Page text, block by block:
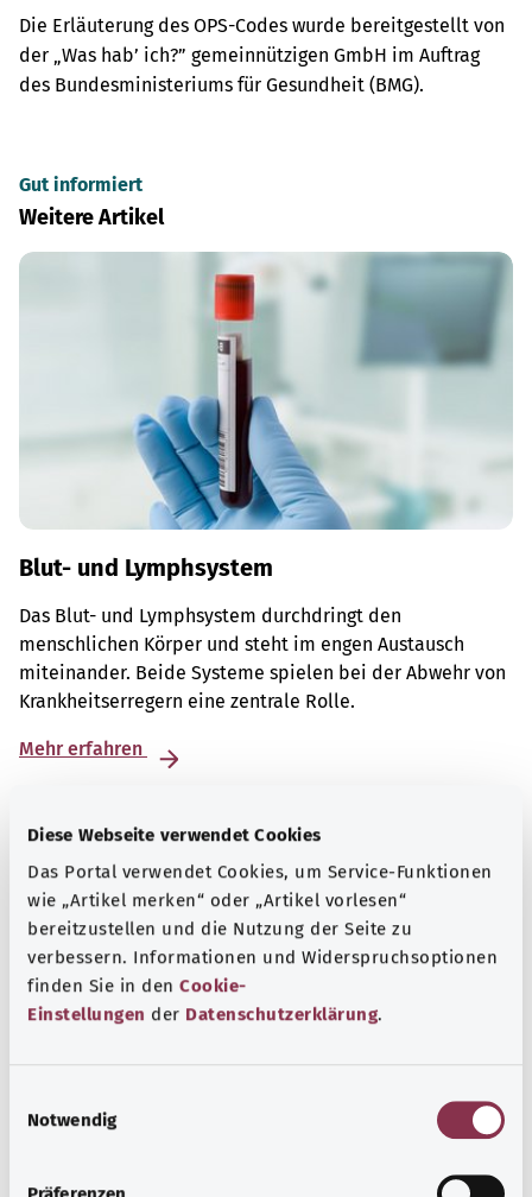
Diese Webseite verwendet Cookies
Das Portal verwendet Cookies, um Service-Funktionen
wie „Artikel merken“ oder „Artikel vorlesen“
bereitzustellen und die Nutzung der Seite zu
verbessern. Informationen und Widerspruchsoptionen
finden Sie in den Cookie-
Einstellungen der Datenschutzerklärung.
Notwendig
Die Erläuterung des OPS-Codes wurde bereitgestellt von
der „Was hab’ ich?” gemeinnützigen GmbH im Auftrag
des Bundesministeriums für Gesundheit (BMG).
Gut informiert
Weitere Artikel
Blut- und Lymphsystem
Das Blut- und Lymphsystem durchdringt den
menschlichen Körper und steht im engen Austausch
miteinander. Beide Systeme spielen bei der Abwehr von
Krankheitserregern eine zentrale Rolle.
Mehr erfahren
Beratung und Hilfe